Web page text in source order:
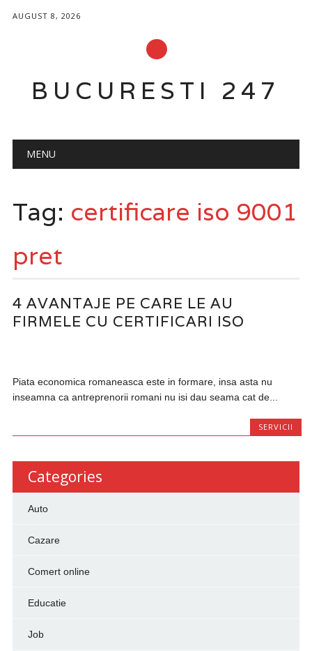
AUGUST 8, 2026
BUCURESTI 247
Main menu
MENU
Tag: certificare iso 9001
pret
4 AVANTAJE PE CARE LE AU
FIRMELE CU CERTIFICARI ISO
Piata economica romaneasca este in formare, insa asta nu
inseamna ca antreprenorii romani nu isi dau seama cat de...
SERVICII
Categories
Auto
Cazare
Comert online
Educatie
Job